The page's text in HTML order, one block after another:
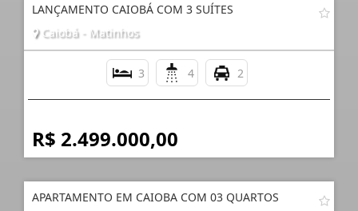
LANÇAMENTO CAIOBÁ COM 3 SUÍTES
Caiobá - Matinhos
3 4 2
R$ 2.499.000,00
APARTAMENTO EM CAIOBA COM 03 QUARTOS